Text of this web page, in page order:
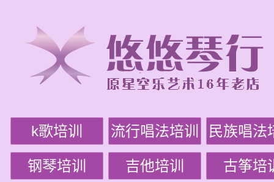
k歌培训 流行唱法培训 民族唱法
钢琴培训 吉他培训 古筝培